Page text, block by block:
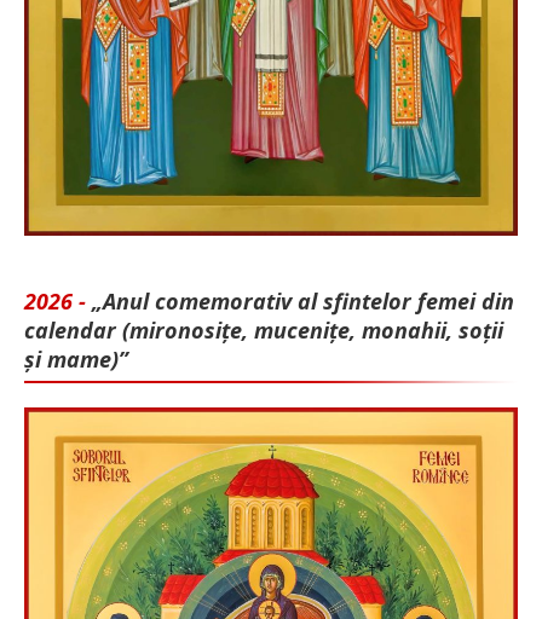
2026 - „Anul comemorativ al sfintelor femei din
calendar (mironosițe, mu­cenițe, monahii, soții
și mame)”